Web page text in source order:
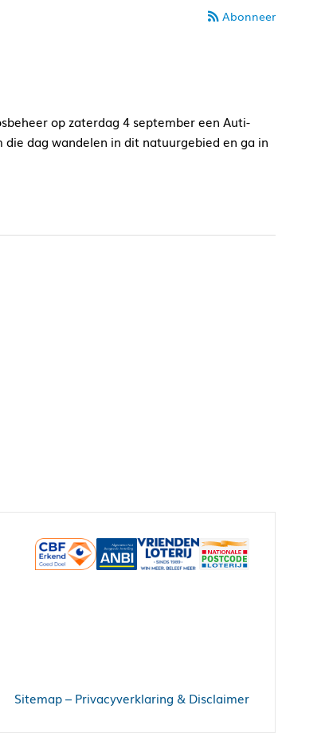
Abonneer
op zaterdag 4 september een Auti-
die dag wandelen in dit natuurgebied en ga in
Sitemap– Privacyverklaring & Disclaimer